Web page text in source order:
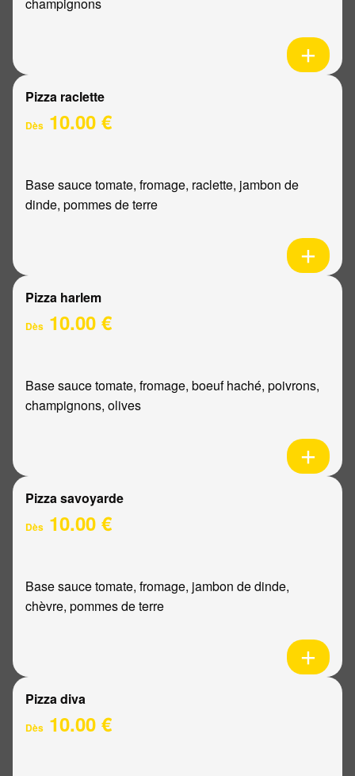
Pizza raclette
Dès 10.00 €
Base sauce tomate, fromage, raclette, jambon de
dinde, pommes de terre
Pizza harlem
Dès 10.00 €
Base sauce tomate, fromage, boeuf haché, poivrons,
champignons, olives
Pizza savoyarde
Dès 10.00 €
Base sauce tomate, fromage, jambon de dinde,
chèvre, pommes de terre
Pizza diva
Dès 10.00 €